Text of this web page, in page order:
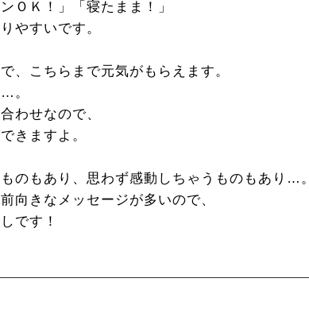
ＯＫ！」「寝たまま！」
やすいです。
、こちらまで元気がもらえます。
。
わせなので、
きますよ。
のもあり、思わず感動しちゃうものもあり…。
向きなメッセージが多いので、
です！